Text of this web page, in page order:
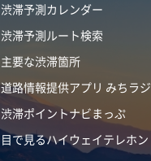
渋滞予測カレンダー
渋滞予測ルート検索
主要な渋滞箇所
道路情報提供アプリ みちラジ
渋滞ポイントナビまっぷ
目で見るハイウェイテレホン